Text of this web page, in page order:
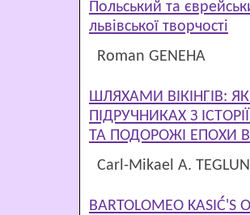
Польський та
львівської творчості
Roman GENEHA
ШЛЯХАМИ ВІКІНГІВ:
ПІДРУЧНИКАХ З
ТА ПОДОРОЖІ ЕПОХИ
Carl-Mikael A.
BARTOLOMEO KASIĆ'S